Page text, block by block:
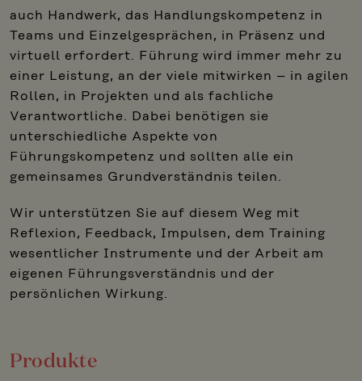
auch Handwerk, das Handlungskompetenz in
Teams und Einzelgesprächen, in Präsenz und
virtuell erfordert. Führung wird immer mehr zu
einer Leistung, an der viele mitwirken – in agilen
Rollen, in Projekten und als fachliche
Verantwortliche. Dabei benötigen sie
unterschiedliche Aspekte von
Führungskompetenz und sollten alle ein
gemeinsames Grundverständnis teilen.
Wir unterstützen Sie auf diesem Weg mit
Reflexion, Feedback, Impulsen, dem Training
wesentlicher Instrumente und der Arbeit am
eigenen Führungsverständnis und der
persönlichen Wirkung.
Produkte